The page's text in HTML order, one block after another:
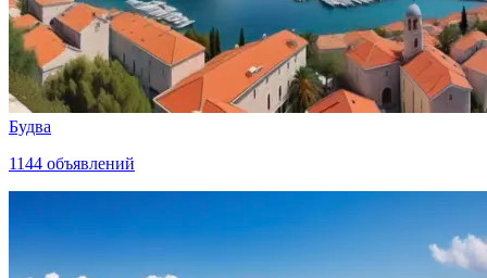
Будва
1144 объявлений